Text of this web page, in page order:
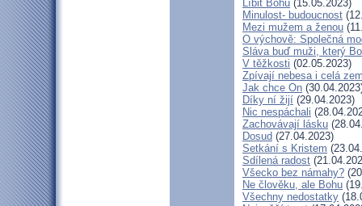
Líbit Bohu (15.05.2023)
Minulost- budoucnost
Mezi mužem a ženou
O výchově: Společná
Sláva buď muži, který
V těžkosti (02.05.2023)
Zpívají nebesa i celá
Jak chce On
Díky ní žijí (29.04.2023)
Nic nespáchali
Zachovávají lásku
Dosud (27.04.2023)
Setkání s Kristem
Sdílená radost
Všecko bez námahy?
Ne člověku, ale Bohu
Všechny nedostatky